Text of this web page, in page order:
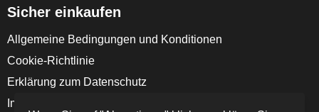
Sicher einkaufen
Allgemeine Bedingungen und Konditionen
Cookie-Richtlinie
Erklärung zum Datenschutz
Impressum